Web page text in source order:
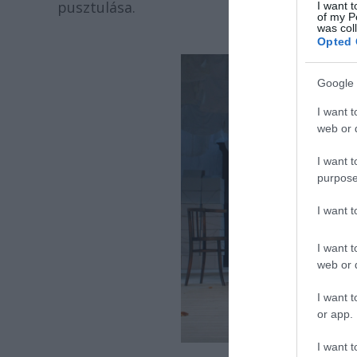
I want
of my
was
Opted
Google
I want
web or
I want
I want
I want
web or
I want
or app.
I want
pusztulása.